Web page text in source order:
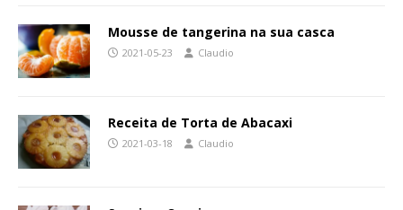
Mousse de tangerina na sua casca
2021-05-23 Claudio
Receita de Torta de Abacaxi
2021-03-18 Claudio